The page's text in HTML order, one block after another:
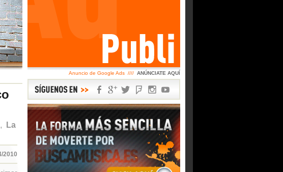
La
2010
Anuncio de Google Ads //// ANÚNCIATE AQUÍ